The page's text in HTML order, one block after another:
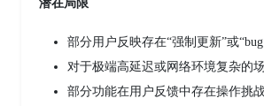
潜在局限
部分用户反映存在“强制更新”或
对于极端高延迟或网络环境复杂的
部分功能在用户反馈中存在操作挑